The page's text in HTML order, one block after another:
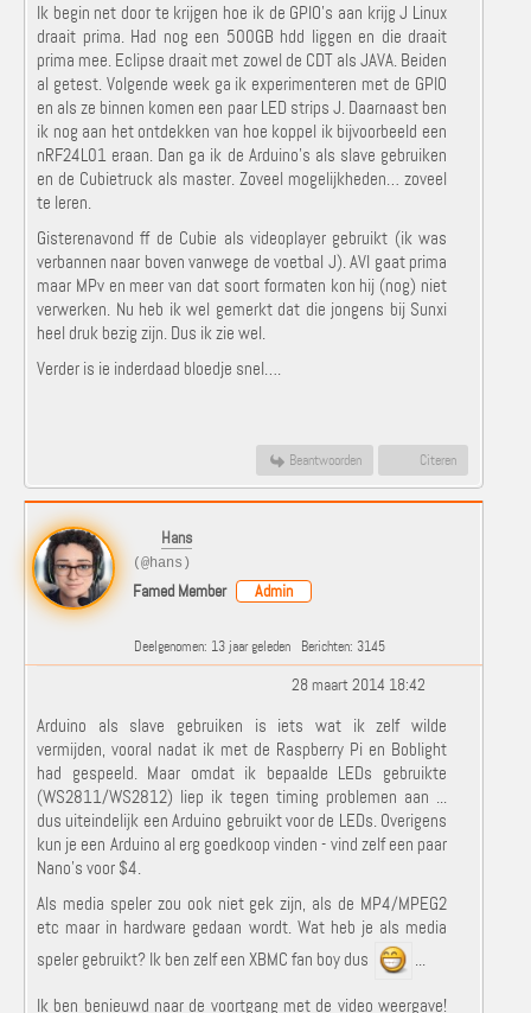
Ik begin net door te krijgen hoe ik de GPIO’s aan krijg J Linux
draait prima. Had nog een 500GB hdd liggen en die draait
prima mee. Eclipse draait met zowel de CDT als JAVA. Beiden
al getest. Volgende week ga ik experimenteren met de GPIO
en als ze binnen komen een paar LED strips J. Daarnaast ben
ik nog aan het ontdekken van hoe koppel ik bijvoorbeeld een
nRF24L01 eraan. Dan ga ik de Arduino’s als slave gebruiken
en de Cubietruck als master. Zoveel mogelijkheden… zoveel
te leren.
Gisterenavond ff de Cubie als videoplayer gebruikt (ik was
verbannen naar boven vanwege de voetbal J). AVI gaat prima
maar MPv en meer van dat soort formaten kon hij (nog) niet
verwerken. Nu heb ik wel gemerkt dat die jongens bij Sunxi
heel druk bezig zijn. Dus ik zie wel.
Verder is ie inderdaad bloedje snel….
Beantwoorden Citeren
Hans
(@hans)
Famed Member Admin
Deelgenomen: 13 jaar geleden Berichten: 3145
28 maart 2014 18:42
Arduino als slave gebruiken is iets wat ik zelf wilde
vermijden, vooral nadat ik met de Raspberry Pi en Boblight
had gespeeld. Maar omdat ik bepaalde LEDs gebruikte
(WS2811/WS2812) liep ik tegen timing problemen aan ...
dus uiteindelijk een Arduino gebruikt voor de LEDs. Overigens
kun je een Arduino al erg goedkoop vinden - vind zelf een paar
Nano's voor $4.
Als media speler zou ook niet gek zijn, als de MP4/MPEG2
etc maar in hardware gedaan wordt. Wat heb je als media
speler gebruikt? Ik ben zelf een XBMC fan boy dus
...
Ik ben benieuwd naar de voortgang met de video weergave!